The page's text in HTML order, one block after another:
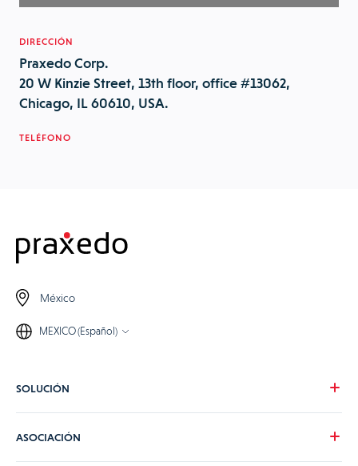
DIRECCIÓN
Praxedo Corp.
20 W Kinzie Street, 13th floor, office #13062,
Chicago, IL 60610, USA.
TELÉFONO
México
MEXICO (Español)
SOLUCIÓN
ASOCIACIÓN